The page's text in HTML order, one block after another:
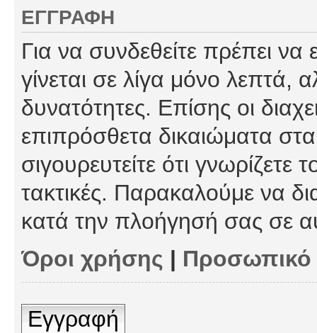
ΕΓΓΡΑΦΉ
Για να συνδεθείτε πρέπει
γίνεται σε λίγα μόνο λεπτά,
δυνατότητες. Επίσης οι
επιπρόσθετα δικαιώματα
σιγουρευτείτε ότι γνωρίζετε
τακτικές. Παρακαλούμε να
κατά την πλοήγησή σας σε
Όροι χρήσης |
Εγγραφή